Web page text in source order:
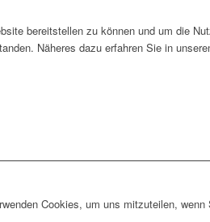
bereitstellen zu können und um die
Näheres dazu erfahren Sie in
Cookies, um uns mitzuteilen,